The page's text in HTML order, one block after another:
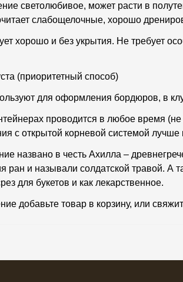
светолюбивое, может расти в
слабощелочные, хорошо
хорошо и без укрытия. Не требует
(приоритетный способ)
для оформления бордюров, в
проводится в любое время
с открытой корневой системой
названо в честь Ахилла –
ран и называли солдатской травой. А
для букетов и как лекарственное.
добавьте товар в корзину, или